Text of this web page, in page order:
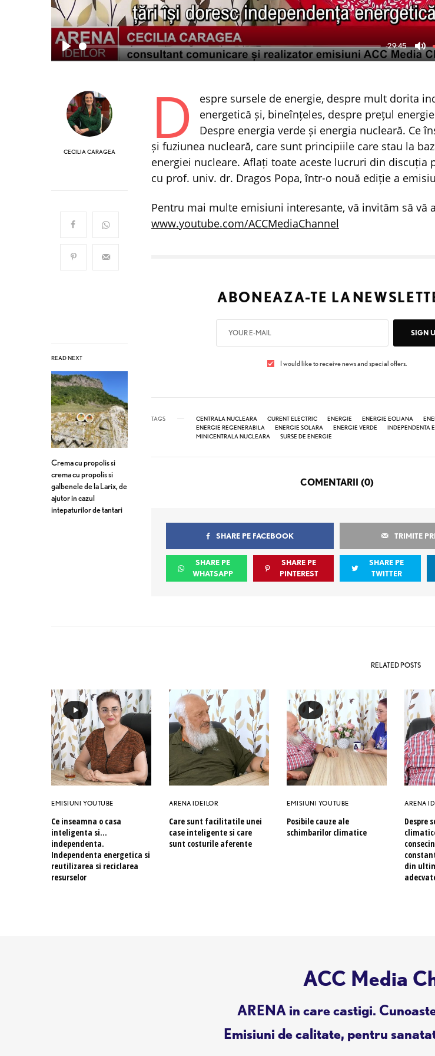
Play
-29:45
CECILIA CARAGEA
READ NEXT
Crema cu propolis si
crema cu propolis si
galbenele de la Larix, de
ajutor in cazul
intepaturilor de tantari
D
espre sursele de energie, despre mult dorita
energetică și, bineînțeles, despre prețul
Despre energia verde și energia nucleară. Ce
și fuziunea nucleară, care sunt principiile care stau la
energiei nucleare. Aflați toate aceste lucruri din discuția
cu prof. univ. dr. Dragos Popa, într-o nouă ediție a
Pentru mai multe emisiuni interesante, vă invităm să vă
www.youtube.com/ACCMediaChannel
ABONEAZA-TE LA
SIGN
I would like to receive news and special offers.
TAGS CENTRALA NUCLEARA CURENT ELECTRIC ENERGIE ENERGIE EOLIANA
ENERGIE REGENERABILA
ENERGIE SOLARA ENERGIE VERDE
INDEPENDENTA
MINICENTRALA NUCLEARA
SURSE DE ENERGIE
COMENTARII (0)
SHARE PE FACEBOOK TRIMITE
SHARE PE
WHATSAPP
SHARE PE
PINTEREST
SHARE PE
TWITTER
RELATED POSTS
EMISIUNI YOUTUBE
Ce inseamna o casa
inteligenta si…
independenta.
Independenta energetica si
reutilizarea si reciclarea
resurselor
ARENA IDEILOR
Care sunt facilitatile unei
case inteligente si care
sunt costurile aferente
EMISIUNI YOUTUBE
Posibile cauze ale
schimbarilor climatice
ARENA
Despre
din
ACC Media
ARENA in care castigi.
Emisiuni de calitate, pentru